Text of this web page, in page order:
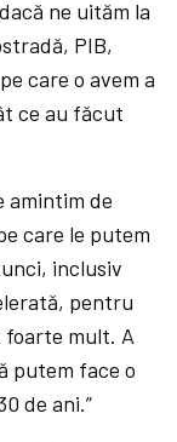
ne uităm la
PIB,
care o avem a
ce au făcut
amintim de
care le putem
inclusiv
pentru
foarte mult. A
putem face o
de ani.”